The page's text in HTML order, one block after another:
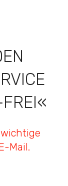
Mail.